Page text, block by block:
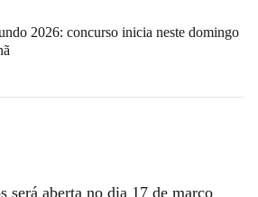
2026: concurso inicia neste domingo
será aberta no dia 17 de março